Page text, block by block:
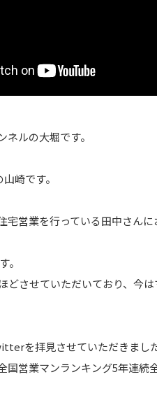
ルの大堀です。
崎です。
宅営業を行っている田中さんに
。
どさせていただいており、今
を拝見させていただきました
国営業マンランキング5年連